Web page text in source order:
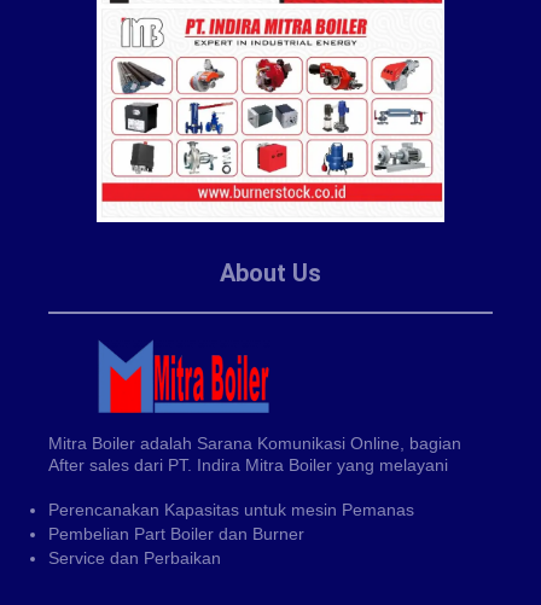
About Us
Mitra Boiler adalah Sarana Komunikasi Online, bagian
After sales dari PT. Indira Mitra Boiler yang melayani
Perencanakan Kapasitas untuk mesin Pemanas
Pembelian Part Boiler dan Burner
Service dan Perbaikan